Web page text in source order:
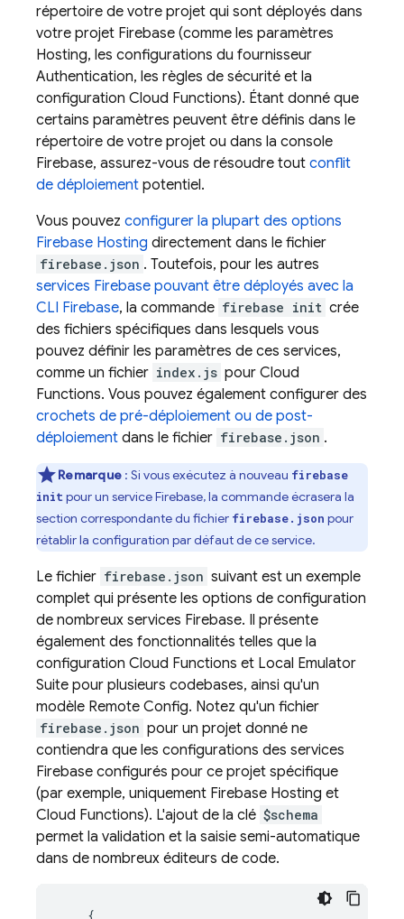
répertoire de votre projet qui sont déployés dans
votre projet Firebase (comme les paramètres
Hosting, les configurations du fournisseur
Authentication, les règles de sécurité et la
configuration Cloud Functions). Étant donné que
certains paramètres peuvent être définis dans le
répertoire de votre projet ou dans la console
Firebase, assurez-vous de résoudre tout conflit
de déploiement potentiel.
Vous pouvez configurer la plupart des options
Firebase Hosting directement dans le fichier
firebase.json . Toutefois, pour les autres
services Firebase pouvant être déployés avec la
CLI Firebase, la commande firebase init crée
des fichiers spécifiques dans lesquels vous
pouvez définir les paramètres de ces services,
comme un fichier index.js pour Cloud
Functions. Vous pouvez également configurer des
crochets de pré-déploiement ou de post-
déploiement dans le fichier firebase.json .
Remarque : Si vous exécutez à nouveau firebase
init pour un service Firebase, la commande écrasera la
section correspondante du fichier firebase.json pour
rétablir la configuration par défaut de ce service.
Le fichier firebase.json suivant est un exemple
complet qui présente les options de configuration
de nombreux services Firebase. Il présente
également des fonctionnalités telles que la
configuration Cloud Functions et Local Emulator
Suite pour plusieurs codebases, ainsi qu'un
modèle Remote Config. Notez qu'un fichier
firebase.json pour un projet donné ne
contiendra que les configurations des services
Firebase configurés pour ce projet spécifique
(par exemple, uniquement Firebase Hosting et
Cloud Functions). L'ajout de la clé $schema
permet la validation et la saisie semi-automatique
dans de nombreux éditeurs de code.
{